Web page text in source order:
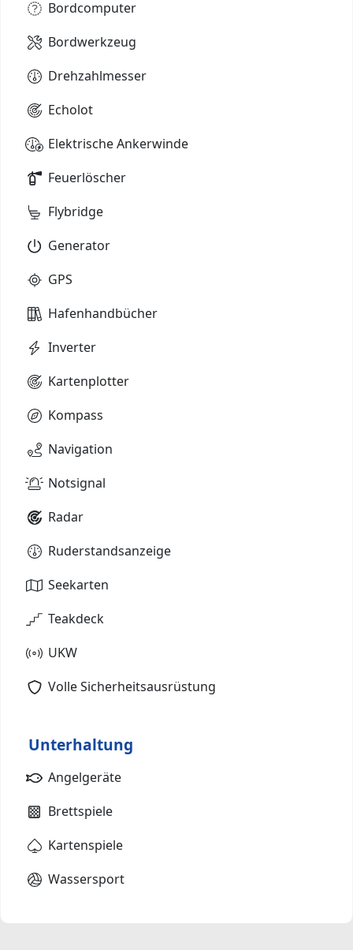
Bordcomputer
Bordwerkzeug
Drehzahlmesser
Echolot
Elektrische Ankerwinde
Feuerlöscher
Flybridge
Generator
GPS
Hafenhandbücher
Inverter
Kartenplotter
Kompass
Navigation
Notsignal
Radar
Ruderstandsanzeige
Seekarten
Teakdeck
UKW
Volle Sicherheitsausrüstung
Unterhaltung
Angelgeräte
Brettspiele
Kartenspiele
Wassersport